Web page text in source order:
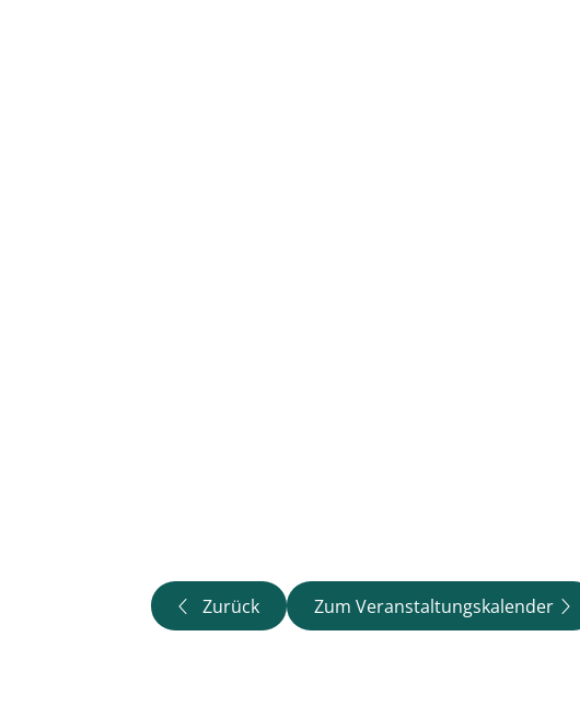
Zurück Zum Veranstaltungskalender